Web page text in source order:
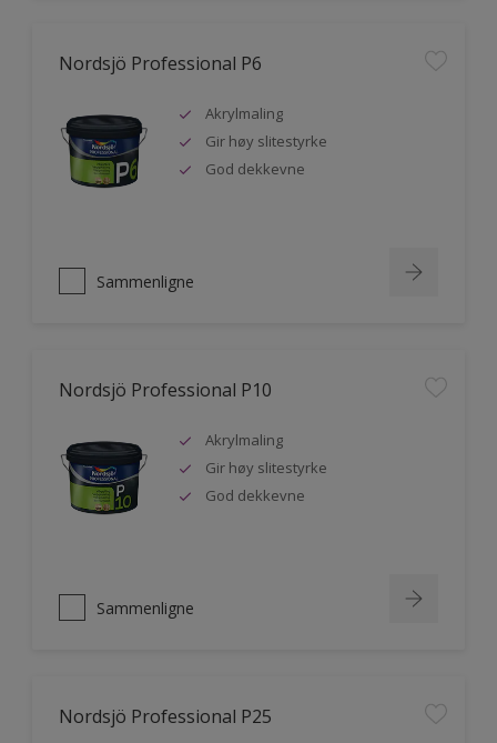
Nordsjö Professional P6
Akrylmaling
Gir høy slitestyrke
God dekkevne
Sammenligne
Nordsjö Professional P10
Akrylmaling
Gir høy slitestyrke
God dekkevne
Sammenligne
Nordsjö Professional P25